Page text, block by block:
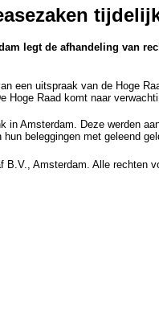
legt de afhandeling van
een uitspraak van de Hoge
Hoge Raad komt naar
in Amsterdam. Deze werden
beleggingen met geleend
Amsterdam. Alle rechten